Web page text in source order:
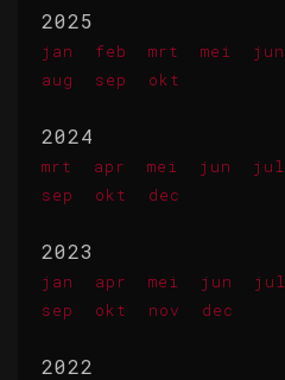
2025
jan feb mrt mei jun
aug
sep okt
2024
mrt apr mei jun jul
sep
okt dec
2023
jan apr mei jun jul
sep
okt nov dec
2022